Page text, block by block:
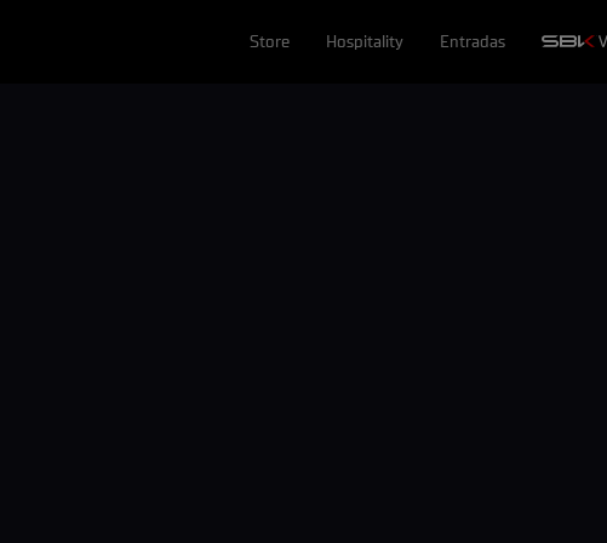
Store Hospitality Entradas